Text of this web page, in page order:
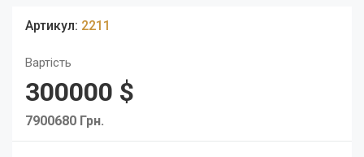
Артикул: 2211
Вартість
300000 $
7900680 Грн.